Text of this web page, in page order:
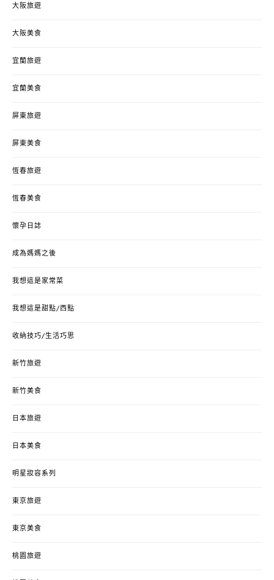
大阪旅遊
大阪美食
宜蘭旅遊
宜蘭美食
屏東旅遊
屏東美食
恆春旅遊
恆春美食
懷孕日誌
成為媽媽之後
我想這是家常菜
我想這是甜點/西點
收納技巧/生活巧思
新竹旅遊
新竹美食
日本旅遊
日本美食
明星妝容系列
東京旅遊
東京美食
桃園旅遊